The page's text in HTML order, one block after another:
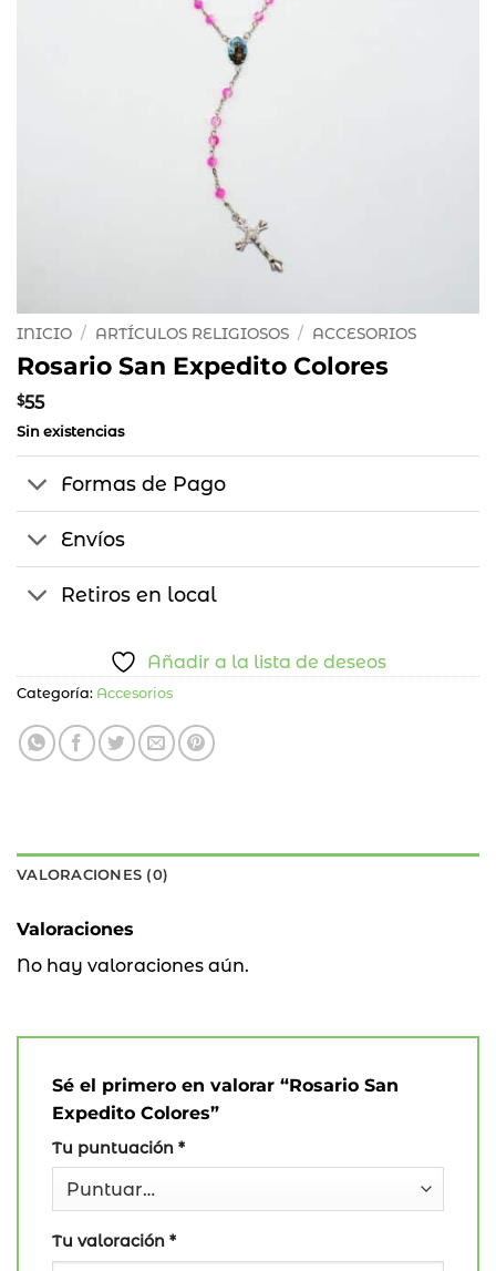
INICIO / ARTÍCULOS RELIGIOSOS / ACCESORIOS
Rosario San Expedito Colores
$55
Sin existencias
Formas de Pago
Envíos
Retiros en local
Añadir a la lista de deseos
Categoría: Accesorios
VALORACIONES (0)
Valoraciones
No hay valoraciones aún.
Sé el primero en valorar “Rosario San
Expedito Colores”
Tu puntuación *
Tu valoración *